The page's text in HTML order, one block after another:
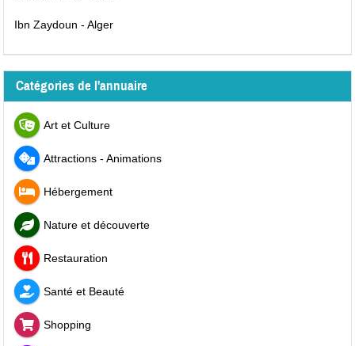
Ibn Zaydoun - Alger
Catégories de l'annuaire
Art et Culture
Attractions - Animations
Hébergement
Nature et découverte
Restauration
Santé et Beauté
Shopping